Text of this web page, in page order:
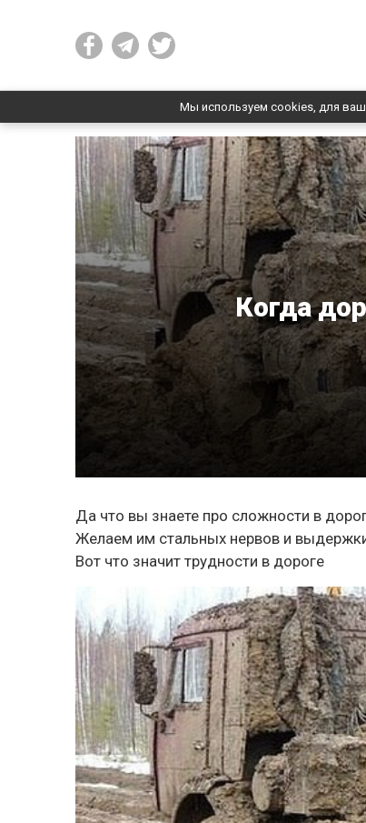
Мы используем cookies, для
Когда
Да что вы знаете про сложности в
Желаем им стальных нервов и
Вот что значит трудности в дороге